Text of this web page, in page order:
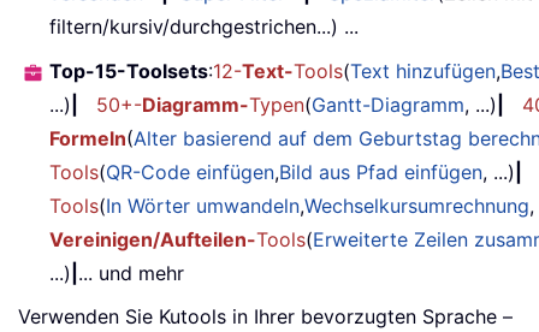
filtern/kursiv/durchgestrichen...) ...
Top-15-Toolsets:12-Text-Tools(Text hinzufügen,
...)
50+-Diagramm-Typen(Gantt-Diagramm, ...)
Formeln(Alter basierend auf dem Geburtstag
Tools(QR-Code einfügen,Bild aus Pfad einfügen, ...)
Tools(In Wörter umwandeln,Wechselkursumrechnung
Vereinigen/Aufteilen-Tools(Erweiterte Zeilen
...) ... und mehr
Verwenden Sie Kutools in Ihrer bevorzugten Sprache –